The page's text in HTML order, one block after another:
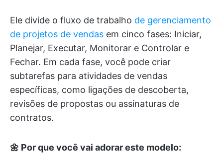
Ele divide o fluxo de trabalho de gerenciamento
de projetos de vendas em cinco fases: Iniciar,
Planejar, Executar, Monitorar e Controlar e
Fechar. Em cada fase, você pode criar
subtarefas para atividades de vendas
específicas, como ligações de descoberta,
revisões de propostas ou assinaturas de
contratos.
🌼 Por que você vai adorar este modelo: